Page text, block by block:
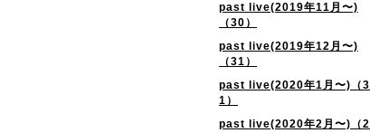
past live(2019年11月〜)
（30）
past live(2019年12月〜)
（31）
past live(2020年1月〜)（3
1）
past live(2020年2月〜)（2